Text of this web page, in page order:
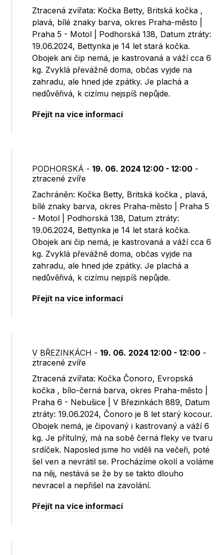
Ztracená zvířata: Kočka Betty, Britská kočka ,
plavá, bílé znaky barva, okres Praha-město |
Praha 5 - Motol | Podhorská 138, Datum ztráty:
19.06.2024, Bettynka je 14 let stará kočka.
Obojek ani čip nemá, je kastrovaná a váží cca 6
kg. Zvyklá převážně doma, občas vyjde na
zahradu, ale hned jde zpátky. Je plachá a
nedůvěřivá, k cizímu nejspíš nepůjde.
Přejít na více informací
PODHORSKÁ -19. 06. 2024 12:00 - 12:00 -
ztracené zvíře
Zachráněn: Kočka Betty, Britská kočka , plavá,
bílé znaky barva, okres Praha-město | Praha 5
- Motol | Podhorská 138, Datum ztráty:
19.06.2024, Bettynka je 14 let stará kočka.
Obojek ani čip nemá, je kastrovaná a váží cca 6
kg. Zvyklá převážně doma, občas vyjde na
zahradu, ale hned jde zpátky. Je plachá a
nedůvěřivá, k cizímu nejspíš nepůjde.
Přejít na více informací
V BŘEZINKÁCH -19. 06. 2024 12:00 - 12:00 -
ztracené zvíře
Ztracená zvířata: Kočka Čonoro, Evropská
kočka , bílo-černá barva, okres Praha-město |
Praha 6 - Nebušice | V Březinkách 889, Datum
ztráty: 19.06.2024, Čonoro je 8 let starý kocour.
Obojek nemá, je čipovaný i kastrovaný a váží 6
kg. Je přítulný, má na sobě černá fleky ve tvaru
srdíček. Naposled jsme ho viděli na večeři, poté
šel ven a nevrátil se. Procházíme okolí a voláme
na něj, nestává se že by se takto dlouho
nevracel a nepřišel na zavolání.
Přejít na více informací